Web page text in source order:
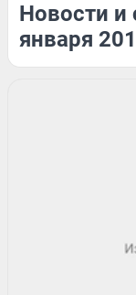
Новости и
января